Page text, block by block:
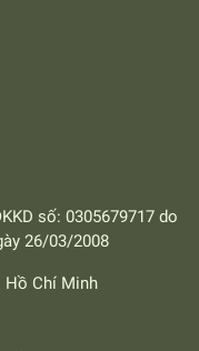
số: 0305679717 do
26/03/2008
Hồ Chí Minh